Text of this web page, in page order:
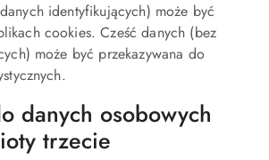
identyfikujących) może być
cookies. Cześć danych (bez
może być przekazywana do
danych osobowych
trzecie